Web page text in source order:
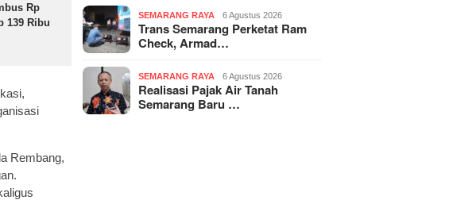
Rp
139 Ribu
Rembang,
SEMARANG RAYA 6 Agustus 2026
Trans Semarang Perketat Ram
Check, Armad…
SEMARANG RAYA 6 Agustus 2026
Realisasi Pajak Air Tanah
Semarang Baru …